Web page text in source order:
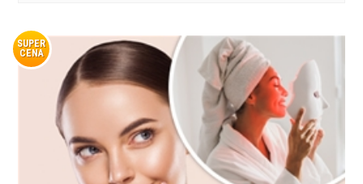
SUPER
CENA